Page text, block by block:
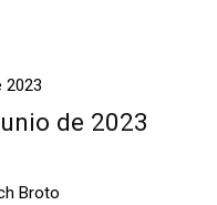
2023
de 2023
Broto